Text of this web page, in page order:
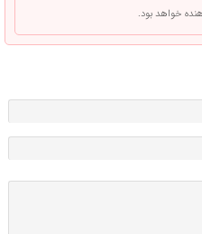
خواهد بود.